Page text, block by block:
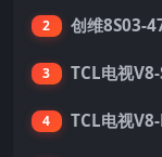
2 创维8S03-
3
4